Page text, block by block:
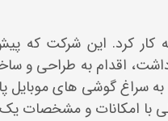
از سال 1969 آغاز به کار کرد.
اقدام به طراحی و
سراغ گوشی های موبایل
با امکانات و مشخصات یک